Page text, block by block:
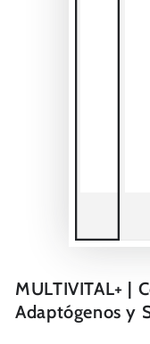
MULTIVITAL+ |
Adaptógenos y